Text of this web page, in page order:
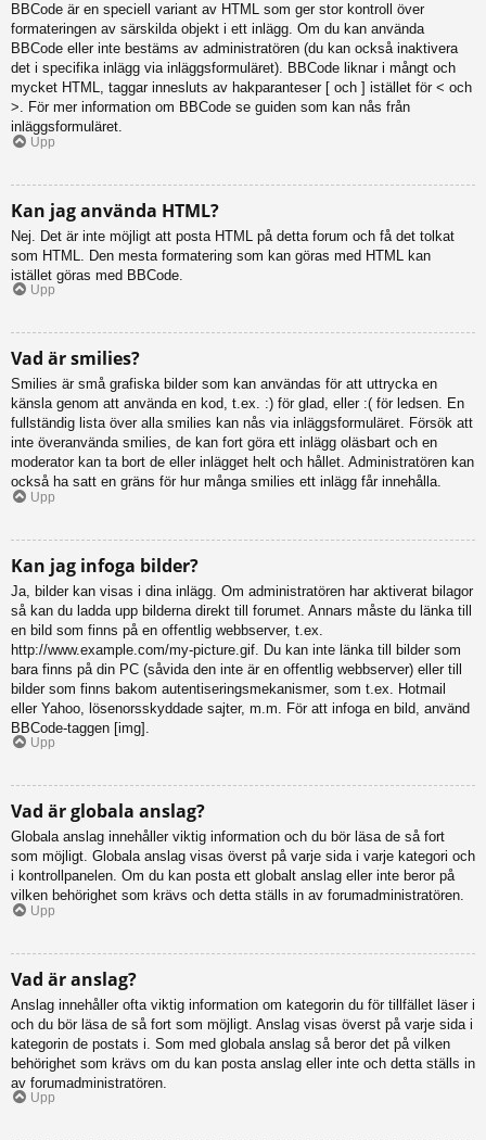
BBCode är en speciell variant av HTML som ger stor kontroll över
formateringen av särskilda objekt i ett inlägg. Om du kan använda
BBCode eller inte bestäms av administratören (du kan också inaktivera
det i specifika inlägg via inläggsformuläret). BBCode liknar i mångt och
mycket HTML, taggar innesluts av hakparanteser [ och ] istället för < och
>. För mer information om BBCode se guiden som kan nås från
inläggsformuläret.
Upp
Kan jag använda HTML?
Nej. Det är inte möjligt att posta HTML på detta forum och få det tolkat
som HTML. Den mesta formatering som kan göras med HTML kan
istället göras med BBCode.
Upp
Vad är smilies?
Smilies är små grafiska bilder som kan användas för att uttrycka en
känsla genom att använda en kod, t.ex. :) för glad, eller :( för ledsen. En
fullständig lista över alla smilies kan nås via inläggsformuläret. Försök att
inte överanvända smilies, de kan fort göra ett inlägg oläsbart och en
moderator kan ta bort de eller inlägget helt och hållet. Administratören kan
också ha satt en gräns för hur många smilies ett inlägg får innehålla.
Upp
Kan jag infoga bilder?
Ja, bilder kan visas i dina inlägg. Om administratören har aktiverat bilagor
så kan du ladda upp bilderna direkt till forumet. Annars måste du länka till
en bild som finns på en offentlig webbserver, t.ex.
http://www.example.com/my-picture.gif. Du kan inte länka till bilder som
bara finns på din PC (såvida den inte är en offentlig webbserver) eller till
bilder som finns bakom autentiseringsmekanismer, som t.ex. Hotmail
eller Yahoo, lösenorsskyddade sajter, m.m. För att infoga en bild, använd
BBCode-taggen [img].
Upp
Vad är globala anslag?
Globala anslag innehåller viktig information och du bör läsa de så fort
som möjligt. Globala anslag visas överst på varje sida i varje kategori och
i kontrollpanelen. Om du kan posta ett globalt anslag eller inte beror på
vilken behörighet som krävs och detta ställs in av forumadministratören.
Upp
Vad är anslag?
Anslag innehåller ofta viktig information om kategorin du för tillfället läser i
och du bör läsa de så fort som möjligt. Anslag visas överst på varje sida i
kategorin de postats i. Som med globala anslag så beror det på vilken
behörighet som krävs om du kan posta anslag eller inte och detta ställs in
av forumadministratören.
Upp